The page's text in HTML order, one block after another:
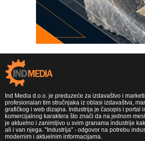
Ind Media d.o.o. je preduzeće za izdavaštvo i
profesionalan tim stručnjaka iz oblasi izdavaštva,
grafičkog i web dizajna. Industrija je časopis i portal
komercijalnog karaktera što znači da na jednom
je aktuelno i zanimljivo u svim granama industrije
ali i van njega. "Industrija" - odgovor na potrebu
modernim i aktuelnim informacijama.